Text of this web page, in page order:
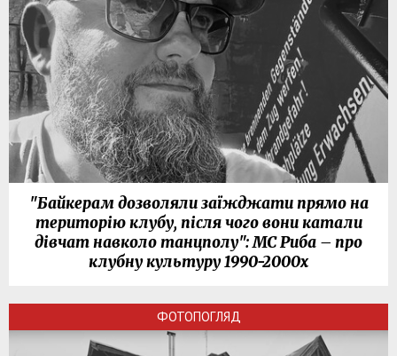
"Байкерам дозволяли заїжджати прямо на
територію клубу, після чого вони катали
дівчат навколо танцполу": МС Риба – про
клубну культуру 1990-2000х
ФОТОПОГЛЯД